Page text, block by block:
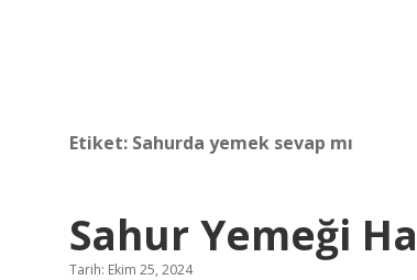
Etiket: Sahurda yemek sevap mı
Sahur Yemeği
Tarih: Ekim 25, 2024